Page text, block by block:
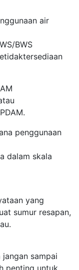
air
BWS
penggunaan
dalam skala
yang
sumur resapan,
sampai
penting untuk